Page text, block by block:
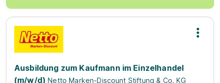
Ausbildung zum Kaufmann im Einzelhandel
(m/w/d) Netto Marken-Discount Stiftung & Co. KG